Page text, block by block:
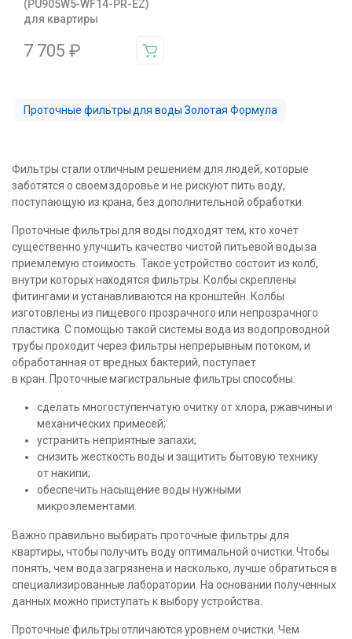
(PU905W5-WF14-PR-EZ)
для квартиры
7 705 ₽
Проточные фильтры для воды Золотая Формула
Фильтры стали отличным решением для людей, которые
заботятся о своем здоровье и не рискуют пить воду,
поступающую из крана, без дополнительной обработки.
Проточные фильтры для воды подходят тем, кто хочет
существенно улучшить качество чистой питьевой воды за
приемлемую стоимость. Такое устройство состоит из колб,
внутри которых находятся фильтры. Колбы скреплены
фитингами и устанавливаются на кронштейн. Колбы
изготовлены из пищевого прозрачного или непрозрачного
пластика. С помощью такой системы вода из водопроводной
трубы проходит через фильтры непрерывным потоком, и
обработанная от вредных бактерий, поступает
в кран. Проточные магистральные фильтры способны:
сделать многоступенчатую очитку от хлора, ржавчины и
механических примесей;
устранить неприятные запахи;
снизить жесткость воды и защитить бытовую технику
от накипи;
обеспечить насыщение воды нужными
микроэлементами.
Важно правильно выбирать проточные фильтры для
квартиры, чтобы получить воду оптимальной очистки. Чтобы
понять, чем вода загрязнена и насколько, лучше обратиться в
специализированные лаборатории. На основании полученных
данных можно приступать к выбору устройства.
Проточные фильтры отличаются уровнем очистки. Чем